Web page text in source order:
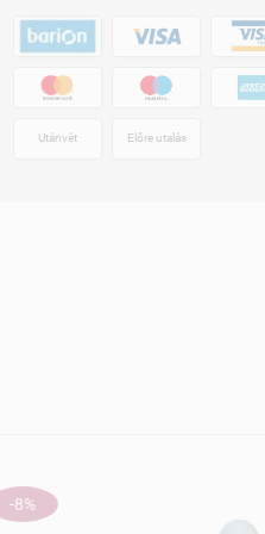
Utánvét Előre utalás
-8%